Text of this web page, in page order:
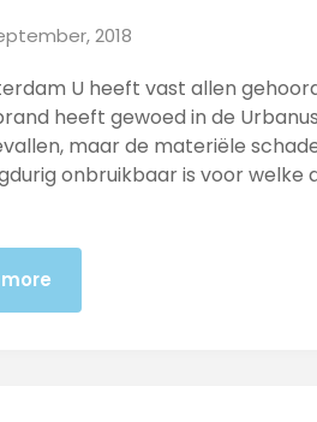
2018
U heeft vast allen
heeft gewoed in de
maar de materiële
onbruikbaar is voor welke